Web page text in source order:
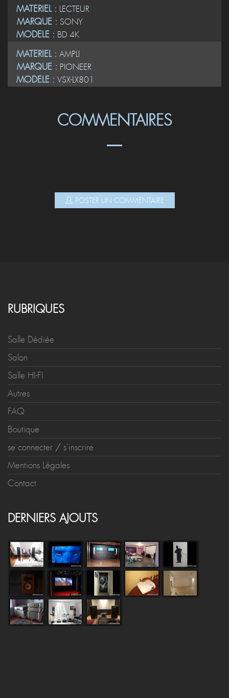
MATERIEL : LECTEUR
MARQUE : SONY
MODELE : BD 4K
MATERIEL : AMPLI
MARQUE : PIONEER
MODELE : VSX-LX801
COMMENTAIRES
POSTER UN COMMENTAIRE
RUBRIQUES
Salle Dédiée
Salon
Salle HI-FI
Autres
FAQ
Boutique
se connecter / s'inscrire
Mentions Légales
Contact
DERNIERS AJOUTS